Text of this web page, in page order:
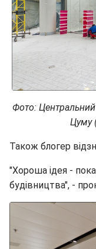
Фото: Центральний
Цуму
Також блогер
"Хороша ідея -
будівництва", -